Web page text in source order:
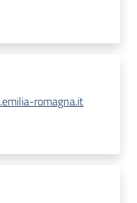
romagna.it